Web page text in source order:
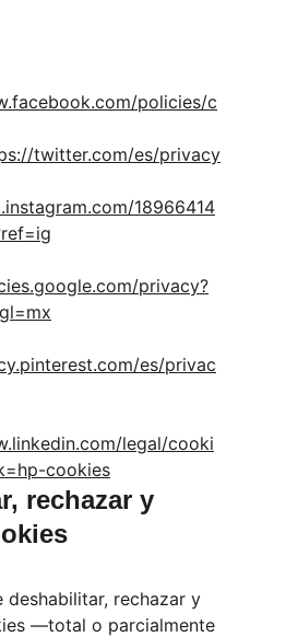
policies/c
twitter.com/es/privacy
18966414
privacy?
es/privac
legal/cooki
cookies
rechazar y
deshabilitar, rechazar y
—total o parcialmente